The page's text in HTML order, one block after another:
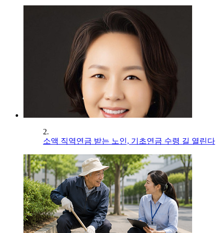
2.
소액 직역연금 받는 노인, 기초연금 수령 길 열린다